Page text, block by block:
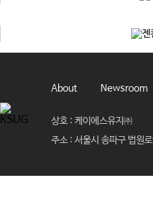
About Newsroom
상호 : 케이에스유지㈜
주소 : 서울시 송파구 법원